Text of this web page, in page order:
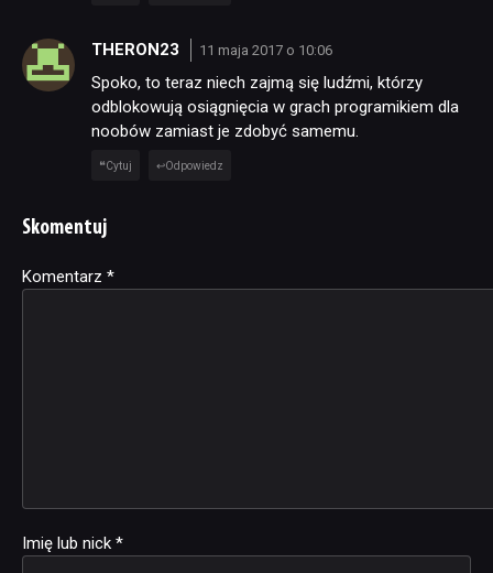
THERON23 11 maja 2017 o 10:06
Spoko, to teraz niech zajmą się ludźmi, którzy
odblokowują osiągnięcia w grach programikiem dla
noobów zamiast je zdobyć samemu.
Cytuj Odpowiedz
Skomentuj
Komentarz *
Imię lub nick *
Alternative: